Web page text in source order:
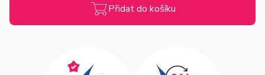
Přidat do košíku